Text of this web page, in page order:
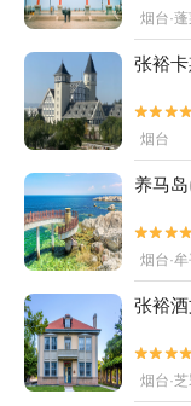
烟台·
张裕
烟台
养马岛
烟台·
张裕
烟台·